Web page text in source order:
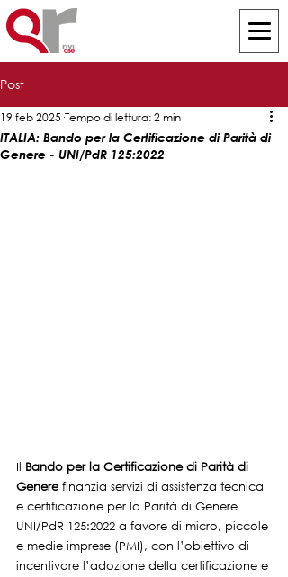
Post
ITALIA: Bando per la Certificazione di Parità di
Genere - UNI/PdR 125:2022
19 feb 2025 Tempo di lettura: 2 min
Il Bando per la Certificazione di Parità di
Genere finanzia servizi di assistenza tecnica
e certificazione per la Parità di Genere
UNI/PdR 125:2022 a favore di micro, piccole
e medie imprese (PMI), con l’obiettivo di
incentivare l’adozione della certificazione e